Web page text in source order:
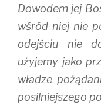
Dowodem jej
wśród niej nie
odejściu nie
użyjemy jako
władze
posilniejszego